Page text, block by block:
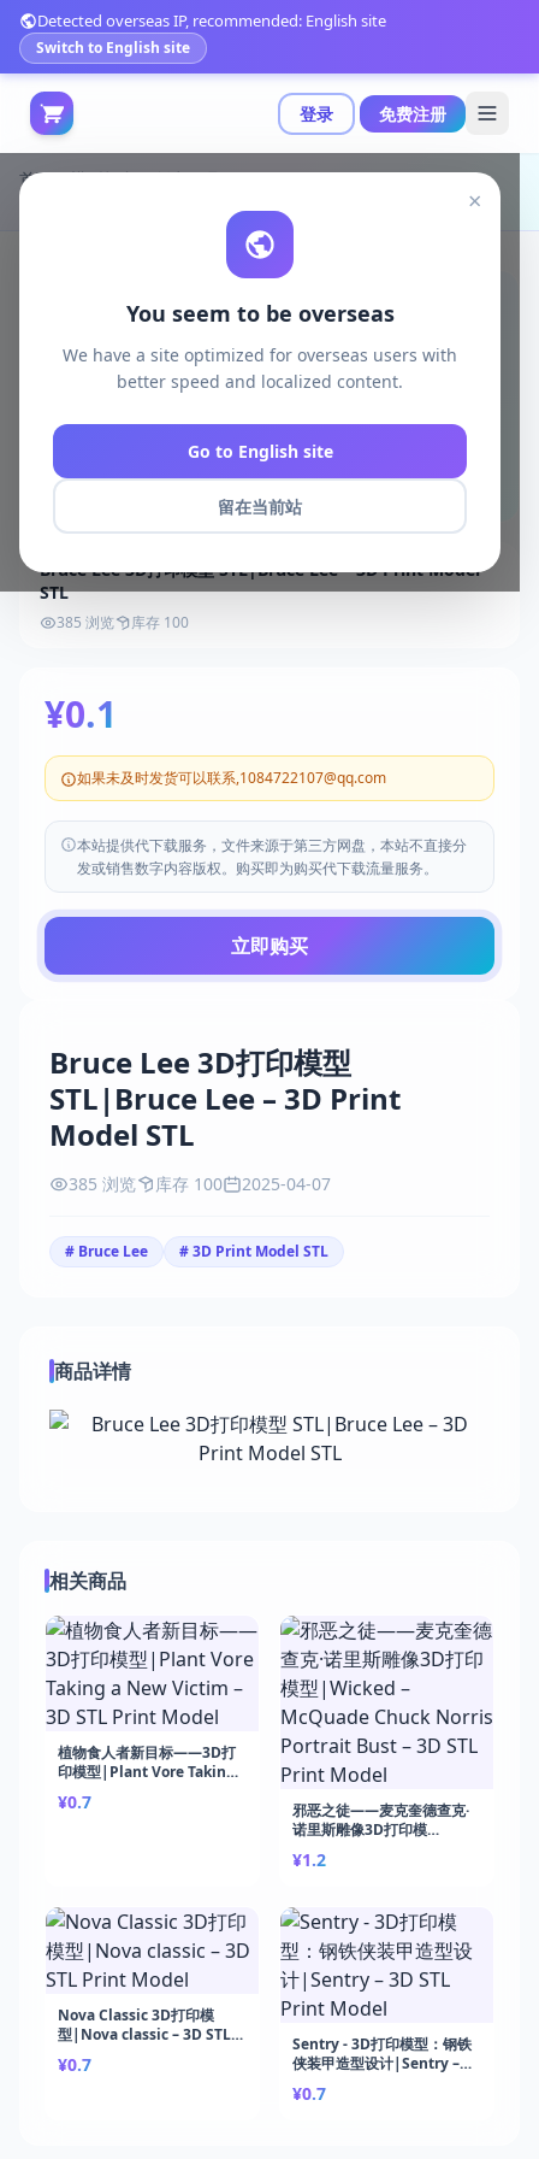
登录 免费注册
Detected overseas IP, recommended: English site
Switch to English site
×
You seem to be overseas
We have a site optimized for overseas users with
better speed and localized content.
Go to English site
留在当前站
首页 模型打印
创意工具
Bruce Lee 3D打印模型
STL|Bruce Lee – 3D Print
Model STL
385 浏览 库存 100 2025-04-07
# Bruce Lee # 3D Print Model STL
商品详情
相关商品
植物食人者新目标——3D打
印模型|Plant Vore Taking
Print Model
¥0.7
邪恶之徒——麦克奎德查克·
诺里斯雕像3D打印模
Chuck Norris Portrait Bust
¥1.2
Nova Classic 3D打印模
型|Nova classic – 3D STL
¥0.7
Sentry - 3D打印模型：钢铁
侠装甲造型设计|Sentry –
¥0.7
Bruce Lee 3D打印模型 STL|Bruce Lee – 3D Print Model
STL
385 浏览 库存 100
¥0.1
如果未及时发货可以联系,1084722107@qq.com
本站提供代下载服务，文件来源于第三方网盘，本站不直接分
发或销售数字内容版权。购买即为购买代下载流量服务。
立即购买